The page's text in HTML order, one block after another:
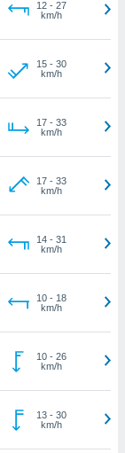
12- 27
km/h
15- 30
km/h
17- 33
km/h
17- 33
km/h
14- 31
km/h
10- 18
km/h
10- 26
km/h
13- 30
km/h